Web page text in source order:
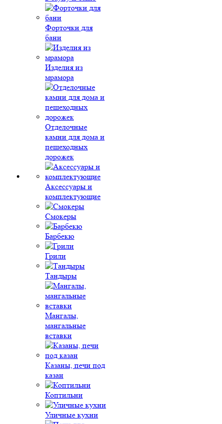
Форточки для
бани
Изделия из
мрамора
Отделочные
камни для дома и
пешеходных
дорожек
Аксессуары и
комплектующие
Смокеры
Барбекю
Грили
Тандыры
Мангалы,
мангальные
вставки
Казаны, печи под
казан
Коптильни
Уличные кухни